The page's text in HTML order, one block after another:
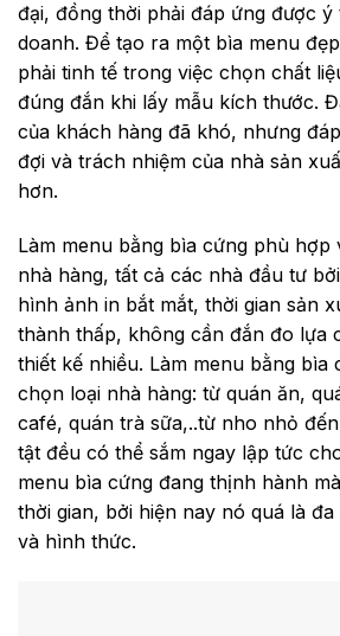
đại, đồng thời phải đáp ứng được
doanh. Để tạo ra một bìa menu
phải tinh tế trong việc chọn chất
đúng đắn khi lấy mẫu kích thước.
của khách hàng đã khó, nhưng
đợi và trách nhiệm của nhà sản
hơn.
Làm menu bằng bìa cứng phù hợp
nhà hàng, tất cả các nhà đầu tư
hình ảnh in bắt mắt, thời gian sản
thành thấp, không cần đắn đo lựa
thiết kế nhiều. Làm menu bằng bìa
chọn loại nhà hàng: từ quán ăn,
café, quán trà sữa,..từ nho nhỏ
tật đều có thể sắm ngay lập tức
menu bìa cứng đang thịnh hành
thời gian, bởi hiện nay nó quá là đa
và hình thức.